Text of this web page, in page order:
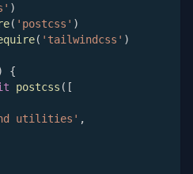
)
( 'postcss' )
( 'tailwindcss' )
{
postcss ( [
utilities' ,